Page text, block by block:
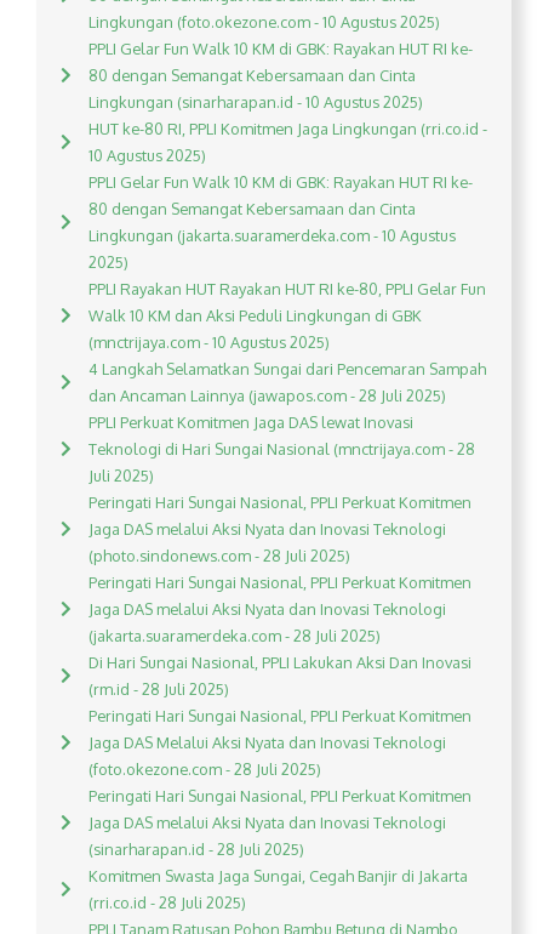
Lingkungan (foto.okezone.com - 10 Agustus 2025)
PPLI Gelar Fun Walk 10 KM di GBK: Rayakan HUT RI ke-
80 dengan Semangat Kebersamaan dan Cinta
Lingkungan (sinarharapan.id - 10 Agustus 2025)
HUT ke-80 RI, PPLI Komitmen Jaga Lingkungan (rri.co.id -
10 Agustus 2025)
PPLI Gelar Fun Walk 10 KM di GBK: Rayakan HUT RI ke-
80 dengan Semangat Kebersamaan dan Cinta
Lingkungan (jakarta.suaramerdeka.com - 10 Agustus
2025)
PPLI Rayakan HUT Rayakan HUT RI ke-80, PPLI Gelar Fun
Walk 10 KM dan Aksi Peduli Lingkungan di GBK
(mnctrijaya.com - 10 Agustus 2025)
4 Langkah Selamatkan Sungai dari Pencemaran Sampah
dan Ancaman Lainnya (jawapos.com - 28 Juli 2025)
PPLI Perkuat Komitmen Jaga DAS lewat Inovasi
Teknologi di Hari Sungai Nasional (mnctrijaya.com - 28
Juli 2025)
Peringati Hari Sungai Nasional, PPLI Perkuat Komitmen
Jaga DAS melalui Aksi Nyata dan Inovasi Teknologi
(photo.sindonews.com - 28 Juli 2025)
Peringati Hari Sungai Nasional, PPLI Perkuat Komitmen
Jaga DAS melalui Aksi Nyata dan Inovasi Teknologi
(jakarta.suaramerdeka.com - 28 Juli 2025)
Di Hari Sungai Nasional, PPLI Lakukan Aksi Dan Inovasi
(rm.id - 28 Juli 2025)
Peringati Hari Sungai Nasional, PPLI Perkuat Komitmen
Jaga DAS Melalui Aksi Nyata dan Inovasi Teknologi
(foto.okezone.com - 28 Juli 2025)
Peringati Hari Sungai Nasional, PPLI Perkuat Komitmen
Jaga DAS melalui Aksi Nyata dan Inovasi Teknologi
(sinarharapan.id - 28 Juli 2025)
Komitmen Swasta Jaga Sungai, Cegah Banjir di Jakarta
(rri.co.id - 28 Juli 2025)
PPLI Tanam Ratusan Pohon Bambu Betung di Nambo